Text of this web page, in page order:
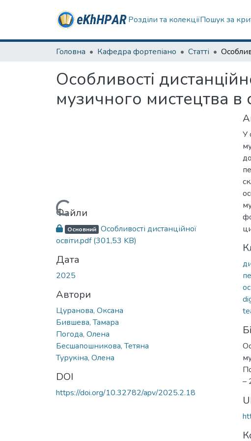
Розділи та колекціїПошук за
Головна Кафедра фортепіано Статті
Особливості
музичного мистецтва в
Вантажиться...
Файли
Основний Особливості дистанційної
освіти.pdf(301,53 KB)
Дата
2025
Автори
Цуранова, Оксана
Бившева, Тамара
Погода, Олена
Бесшапошникова, Тетяна
Турукіна, Олена
DOI
https://doi.org/10.32782/apv/2025.2.18
У
–